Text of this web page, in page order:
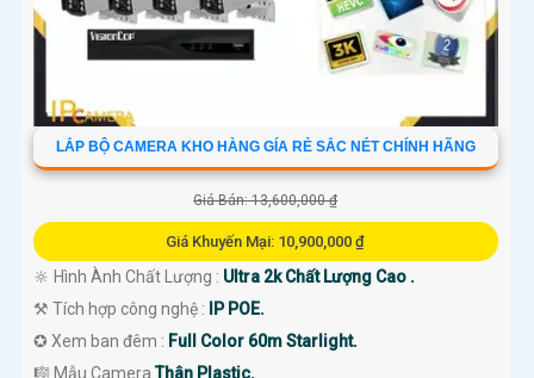
LẮP BỘ CAMERA KHO HÀNG GÍA RẺ SẮC NÉT CHÍNH HÃNG
Giá Bán: 13,600,000 ₫
Giá Khuyến Mại: 10,900,000 ₫
🔆 Hình Ành Chất Lượng : Ultra 2k Chất Lượng Cao .
⚒ Tích hợp công nghệ :
IP POE.
✪ Xem ban đêm : Full Color 60m Starlight.
🎼️ Mẫu CameraThân Plastic.